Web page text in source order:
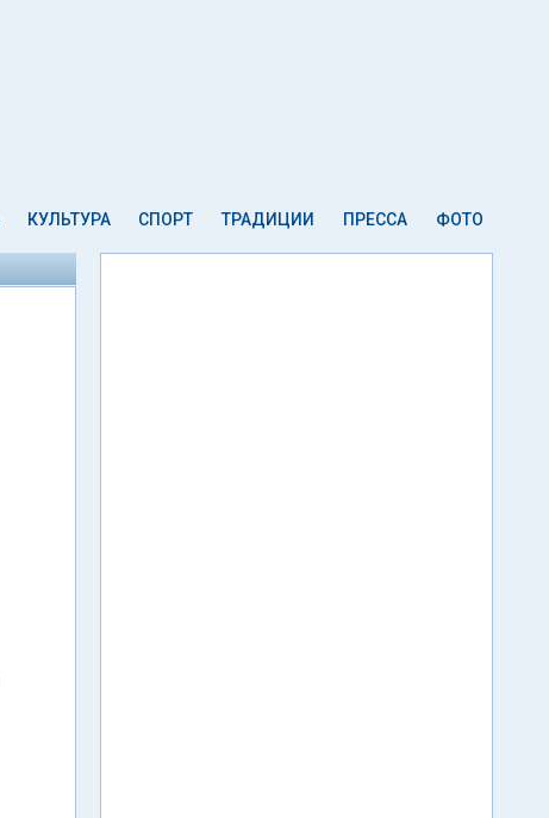
КУЛЬТУРА СПОРТ ТРАДИЦИИ ПРЕССА ФОТО